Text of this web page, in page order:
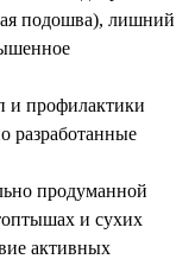
подошва), лишний
и профилактики
разработанные
продуманной
и сухих
активных